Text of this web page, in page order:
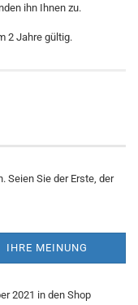
ihn Ihnen zu.
2 Jahre gültig.
Seien Sie der Erste, der
IHRE MEINUNG
2021 in den Shop